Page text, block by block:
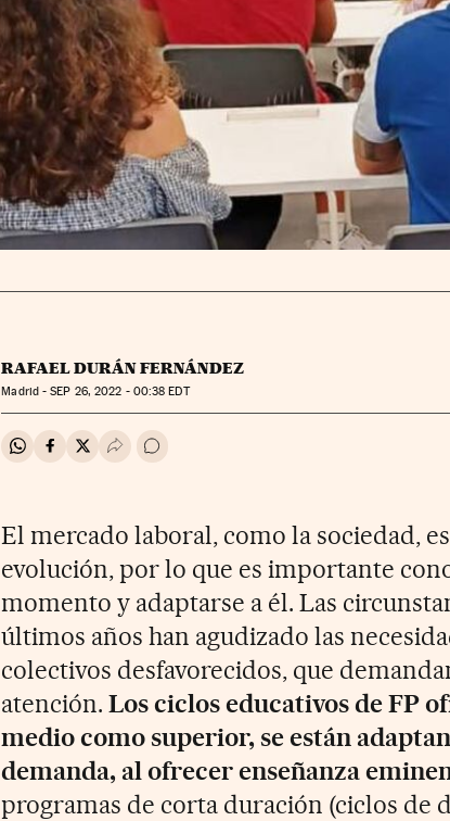
RAFAEL DURÁN FERNÁNDEZ
Madrid -SEP 26, 2022 - 00:38 EDT
Compartir en Whatsapp
Compartir en Facebook
Compartir en Twitter
Desplegar Redes Sociales
Ir a los comentarios
El mercado laboral, como la sociedad,
evolución, por lo que es importante
momento y adaptarse a él. Las
últimos años han agudizado las
colectivos desfavorecidos, que
atención.Los ciclos educativos de FP
medio como superior, se están
demanda, al ofrecer enseñanza
programas de corta duración (ciclos de